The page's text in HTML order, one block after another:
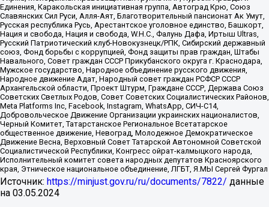
Единения, Каракольская инициативная группа, Автоград Крю, Союз
Славянских Сил Руси, Алля-Аят, Благотворительный пансионат Ак Умут,
Русская республика Русь, Арестантское уголовное единство, Башкорт,
Нация и свобода, Нация и свобода, W.H.С., Фалунь Дафа, Иртыш Ultras,
Русский Патриотический клуб-Новокузнецк/РПК, Сибирский державный
союз, Фонд борьбы с коррупцией, Фонд защиты прав граждан, Штабы
Навального, Совет граждан СССР Прикубанского округа г. Краснодара,
Мужское государство, Народное объединение русского движения,
Народное движение Адат, Народный совет граждан РСФСР СССР
Архангельской области, Проект Штурм, Граждане СССР, Держава Союз
Советских Светлых Родов, Совет Советских Социалистических Районов,
Meta Platforms Inc, Facebook, Instagram, WhatsApp, СИЧ-С14,
Добровольческое Движение Организации украинских националистов,
Черный Комитет, Татарстанское Региональное Всетатарское
общественное движение, Невоград, Молодежное Демократическое
Движение Весна, Верховный Совет Татарской Автономной Советской
Социалистической Республики, Конгресс ойрат-калмыцкого народа,
Исполнительный комитет совета народных депутатов Красноярского
края, Этническое национальное объединение, ЛГБТ, Я.МЫ Сергей Фургал
Источник: https://minjust.gov.ru/ru/documents/7822/ данные
на 03.05.2024